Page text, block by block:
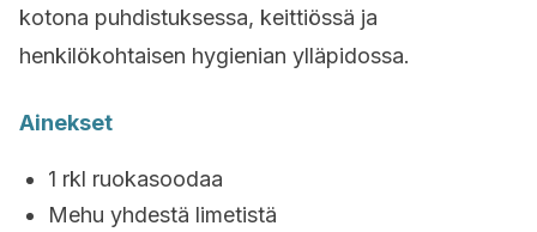
kotona puhdistuksessa, keittiössä ja
henkilökohtaisen hygienian ylläpidossa.
Ainekset
1 rkl ruokasoodaa
Mehu yhdestä limetistä